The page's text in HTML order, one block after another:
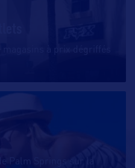
Palm Springs sur la